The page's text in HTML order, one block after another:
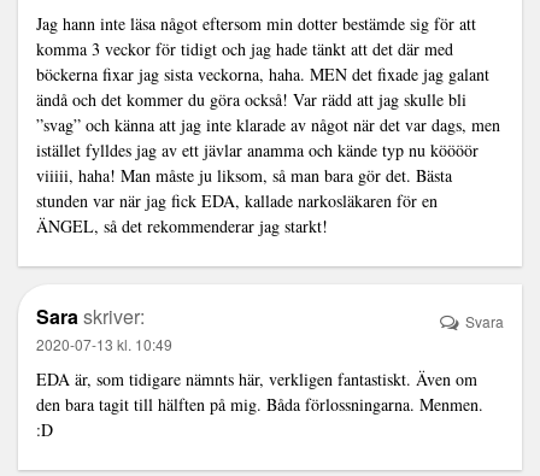
Jag hann inte läsa något eftersom min dotter bestämde sig för att
komma 3 veckor för tidigt och jag hade tänkt att det där med
böckerna fixar jag sista veckorna, haha. MEN det fixade jag galant
ändå och det kommer du göra också! Var rädd att jag skulle bli
”svag” och känna att jag inte klarade av något när det var dags, men
istället fylldes jag av ett jävlar anamma och kände typ nu köööör
viiiii, haha! Man måste ju liksom, så man bara gör det. Bästa
stunden var när jag fick EDA, kallade narkosläkaren för en
ÄNGEL, så det rekommenderar jag starkt!
Saraskriver:
2020-07-13 kl. 10:49
EDA är, som tidigare nämnts här, verkligen fantastiskt. Även om
den bara tagit till hälften på mig. Båda förlossningarna. Menmen.
:D
Svara